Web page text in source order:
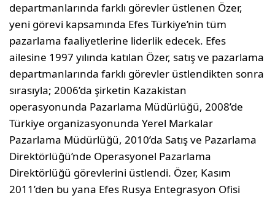
departmanlarında farklı görevler üstlenen Özer,
yeni görevi kapsamında Efes Türkiye’nin tüm
pazarlama faaliyetlerine liderlik edecek. Efes
ailesine 1997 yılında katılan Özer, satış ve pazarlama
departmanlarında farklı görevler üstlendikten sonra
sırasıyla; 2006’da şirketin Kazakistan
operasyonunda Pazarlama Müdürlüğü, 2008’de
Türkiye organizasyonunda Yerel Markalar
Pazarlama Müdürlüğü, 2010’da Satış ve Pazarlama
Direktörlüğü’nde Operasyonel Pazarlama
Direktörlüğü görevlerini üstlendi. Özer, Kasım
2011’den bu yana Efes Rusya Entegrasyon Ofisi